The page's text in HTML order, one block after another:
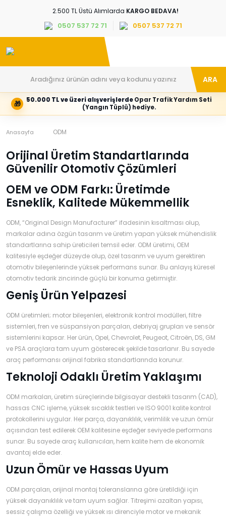
2.500 TL Üstü Alımlarda KARGO BEDAVA!
0507 537 72 71 0507 537 72 71
ARA
🎁 50.000 TL ve üzeri alışverişlerdeOpar Trafik Yardım Seti
(Yangın Tüplü) hediye.
Giriş
veya
oluşturun
E-posta adresi
hatırla
Şifremi
unuttum
Giriş Yap
Yeni Hesap
Oluştur
Marka,
ve
seçin
Tüm Kategoriler
O
OPEL
›
C
CHEVROLET
›
P
PEUGEOT
›
C
›
D
›
M
YAĞI
›
K
KOMPLE
›
Ş
›
A
›
Anasayfa ODM
Orijinal Üretim Standartlarında
Güvenilir Otomotiv Çözümleri
OEM ve ODM Farkı: Üretimde
Esneklik, Kalitede Mükemmellik
ODM, “Original Design Manufacturer” ifadesinin kısaltması olup,
markalar adına özgün tasarım ve üretim yapan yüksek mühendislik
standartlarına sahip üreticileri temsil eder. ODM üretimi, OEM
kalitesiyle eşdeğer düzeyde olup, özel tasarım ve uyum gerektiren
otomotiv bileşenlerinde yüksek performans sunar. Bu anlayış küresel
otomotiv tedarik zincirinde güçlü bir konuma getirmiştir.
Geniş Ürün Yelpazesi
ODM üretimleri; motor bileşenleri, elektronik kontrol modülleri, filtre
sistemleri, fren ve süspansiyon parçaları, debriyaj grupları ve sensör
sistemlerini kapsar. Her ürün, Opel, Chevrolet, Peugeot, Citroën, DS, GM
ve PSA araçlara tam uyum gösterecek şekilde tasarlanır. Bu sayede
araç performansı orijinal fabrika standartlarında korunur.
Teknoloji Odaklı Üretim Yaklaşımı
ODM markaları, üretim süreçlerinde bilgisayar destekli tasarım (CAD),
hassas CNC işleme, yüksek sıcaklık testleri ve ISO 9001 kalite kontrol
protokollerini uygular. Her parça, dayanıklılık, verimlilik ve uzun ömür
açısından test edilerek OEM kalitesine eşdeğer seviyede performans
sunar. Bu sayede araç kullanıcıları, hem kalite hem de ekonomik
avantaj elde eder.
Uzun Ömür ve Hassas Uyum
ODM parçaları, orijinal montaj toleranslarına göre üretildiği için
yüksek dayanıklılık ve tam uyum sağlar. Titreşimi azaltan yapısı,
sessiz çalışma özelliği ve yüksek ısı direnciyle motor ve mekanik